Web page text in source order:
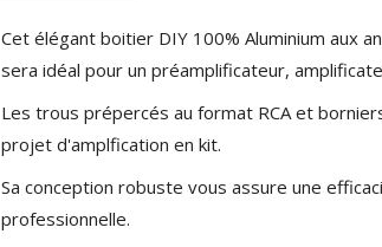
NEUTRIK NC3FXX Silver Plated
3 Way Female XLR...
4,30 €4,95 €
[GRADE B] DAYTON AUDIO
MKSX4 Low Profil...
AUDIOPHONICS DA-S250NC
Cet élégant boitier DIY 100% Aluminium aux
sera idéal pour un préamplificateur,
Les trous prépercés au format RCA et
projet d'amplfication en kit.
Sa conception robuste vous assure une
professionnelle.